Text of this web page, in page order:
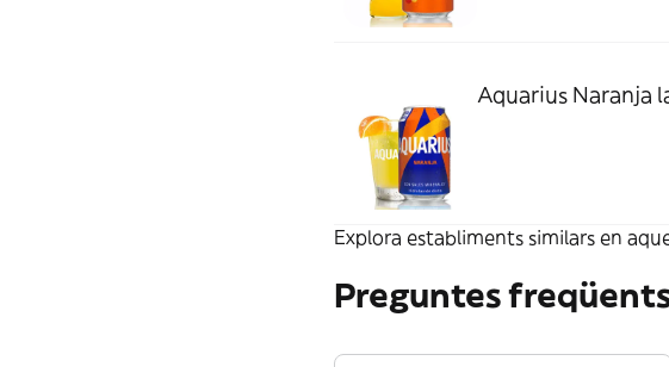
Aquarius Naranja
Explora establiments similars en
Preguntes